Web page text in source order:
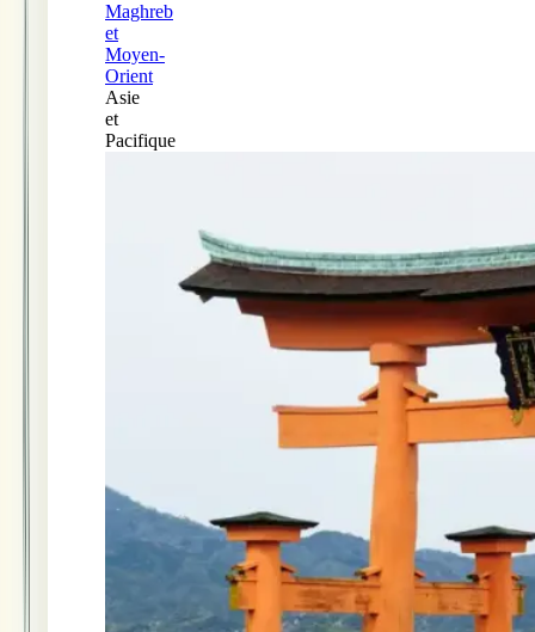
Maghreb
et
Moyen-
Orient
Asie
et
Pacifique